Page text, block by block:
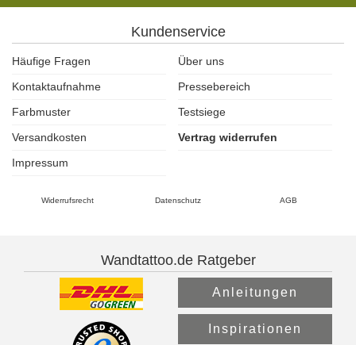
Kundenservice
Häufige Fragen
Über uns
Kontaktaufnahme
Pressebereich
Farbmuster
Testsiege
Versandkosten
Vertrag widerrufen
Impressum
Widerrufsrecht Datenschutz AGB
Wandtattoo.de Ratgeber
Anleitungen
Inspirationen